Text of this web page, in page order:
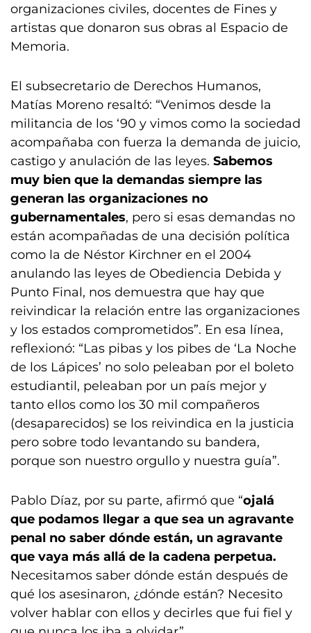
organizaciones civiles, docentes de Fines y
artistas que donaron sus obras al Espacio de
Memoria.
El subsecretario de Derechos Humanos,
Matías Moreno resaltó: “Venimos desde la
militancia de los ‘90 y vimos como la sociedad
acompañaba con fuerza la demanda de juicio,
castigo y anulación de las leyes. Sabemos
muy bien que la demandas siempre las
generan las organizaciones no
gubernamentales, pero si esas demandas no
están acompañadas de una decisión política
como la de Néstor Kirchner en el 2004
anulando las leyes de Obediencia Debida y
Punto Final, nos demuestra que hay que
reivindicar la relación entre las organizaciones
y los estados comprometidos”. En esa línea,
reflexionó: “Las pibas y los pibes de ‘La Noche
de los Lápices’ no solo peleaban por el boleto
estudiantil, peleaban por un país mejor y
tanto ellos como los 30 mil compañeros
(desaparecidos) se los reivindica en la justicia
pero sobre todo levantando su bandera,
porque son nuestro orgullo y nuestra guía”.
Pablo Díaz, por su parte, afirmó que “ojalá
que podamos llegar a que sea un agravante
penal no saber dónde están, un agravante
que vaya más allá de la cadena perpetua.
Necesitamos saber dónde están después de
qué los asesinaron, ¿dónde están? Necesito
volver hablar con ellos y decirles que fui fiel y